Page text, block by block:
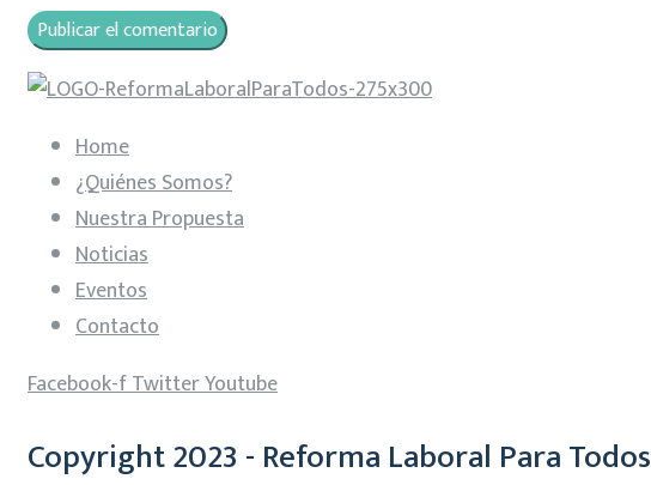
Home
¿Quiénes Somos?
Nuestra Propuesta
Noticias
Eventos
Contacto
Facebook-fTwitterYoutube
Copyright 2023 - Reforma Laboral Para Todos